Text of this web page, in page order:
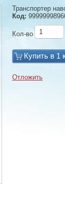
Транспортер
Код:
Кол-во
Купить в 1
Отложить